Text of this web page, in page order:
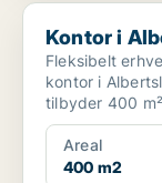
Kontor i Albertslund
Kontor i
Fleksibelt
kontor i Albertslund Lejemålet på
tilbyder 400
Areal
400 m2